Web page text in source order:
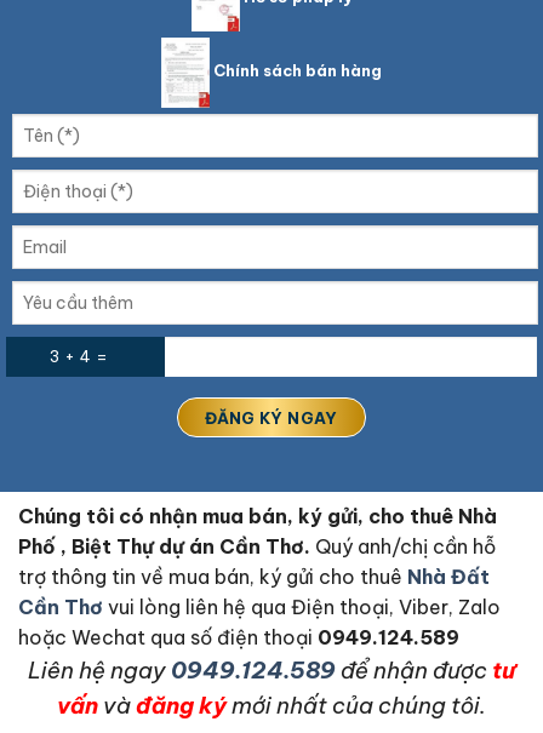
Chính sách bán hàng
3 + 4 =
Chúng tôi có nhận mua bán, ký gửi, cho thuê Nhà
Phố , Biệt Thự dự án Cần Thơ. Quý anh/chị cần hỗ
trợ thông tin về mua bán, ký gửi cho thuê Nhà Đất
Cần Thơ vui lòng liên hệ qua Điện thoại, Viber, Zalo
hoặc Wechat qua số điện thoại 0949.124.589
Liên hệ ngay 0949.124.589 để nhận được tư
vấn vàđăng kýmới nhất của chúng tôi.